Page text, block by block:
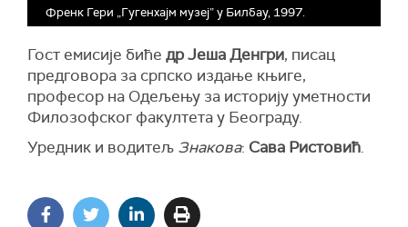
Френк Гери „Гугенхајм музеј” у Билбау, 1997.
Гост емисије биће др Јеша Денгри, писац
предговора за српско издање књиге,
професор на Одељењу за историју уметности
Филозофског факултета у Београду.
Уредник и водитељ Знакова: Сава Ристовић.